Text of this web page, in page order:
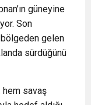
güneyine
Son
bölgeden gelen
sürdüğünü
hem savaş